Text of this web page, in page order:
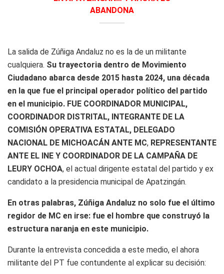
ABANDONA
La salida de Zúñiga Andaluz no es la de un militante
cualquiera. Su trayectoria dentro de Movimiento
Ciudadano abarca desde 2015 hasta 2024, una década
en la que fue el principal operador político del partido
en el municipio. FUE COORDINADOR MUNICIPAL,
COORDINADOR DISTRITAL, INTEGRANTE DE LA
COMISIÓN OPERATIVA ESTATAL, DELEGADO
NACIONAL DE MICHOACÁN ANTE MC, REPRESENTANTE
ANTE EL INE Y COORDINADOR DE LA CAMPAÑA DE
LEURY OCHOA, el actual dirigente estatal del partido y ex
candidato a la presidencia municipal de Apatzingán.
En otras palabras, Zúñiga Andaluz no solo fue el último
regidor de MC en irse: fue el hombre que construyó la
estructura naranja en este municipio.
Durante la entrevista concedida a este medio, el ahora
militante del PT fue contundente al explicar su decisión: